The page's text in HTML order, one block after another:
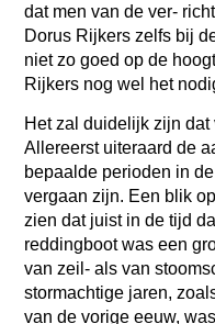
dat men van de ver-
Dorus Rijkers zelfs bij
niet zo goed op de
Rijkers nog wel het
Het zal duidelijk zijn
Allereerst uiteraard de
bepaalde perioden in
vergaan zijn. Een blik
zien dat juist in de tijd
reddingboot was een
van zeil- als van
stormachtige jaren,
van de vorige eeuw,